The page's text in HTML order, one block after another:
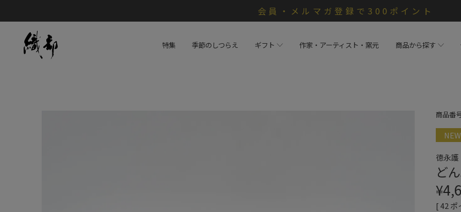
会員・メルマガ登録で300ポイント
特集 季節のしつらえ ギフト 作家・アーティスト・窯元 商品から探す
商品番
NEW
徳永護
ど
¥
[42 ポ